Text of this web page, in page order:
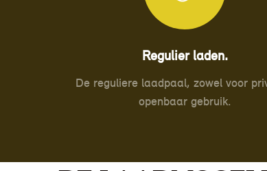
Regulier laden.
De reguliere laadpaal, zowel voor
openbaar gebruik.